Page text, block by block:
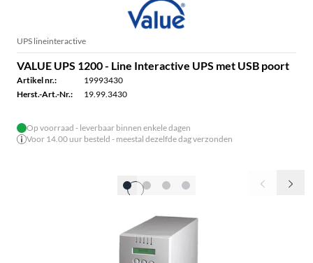
UPS lineinteractive
VALUE UPS 1200 - Line Interactive UPS met USB poort
Artikel nr.:
19993430
Herst.-Art.-Nr.:
19.99.3430
Op voorraad - leverbaar binnen enkele dagen
Voor 14.00 uur besteld - meestal dezelfde dag verzonden